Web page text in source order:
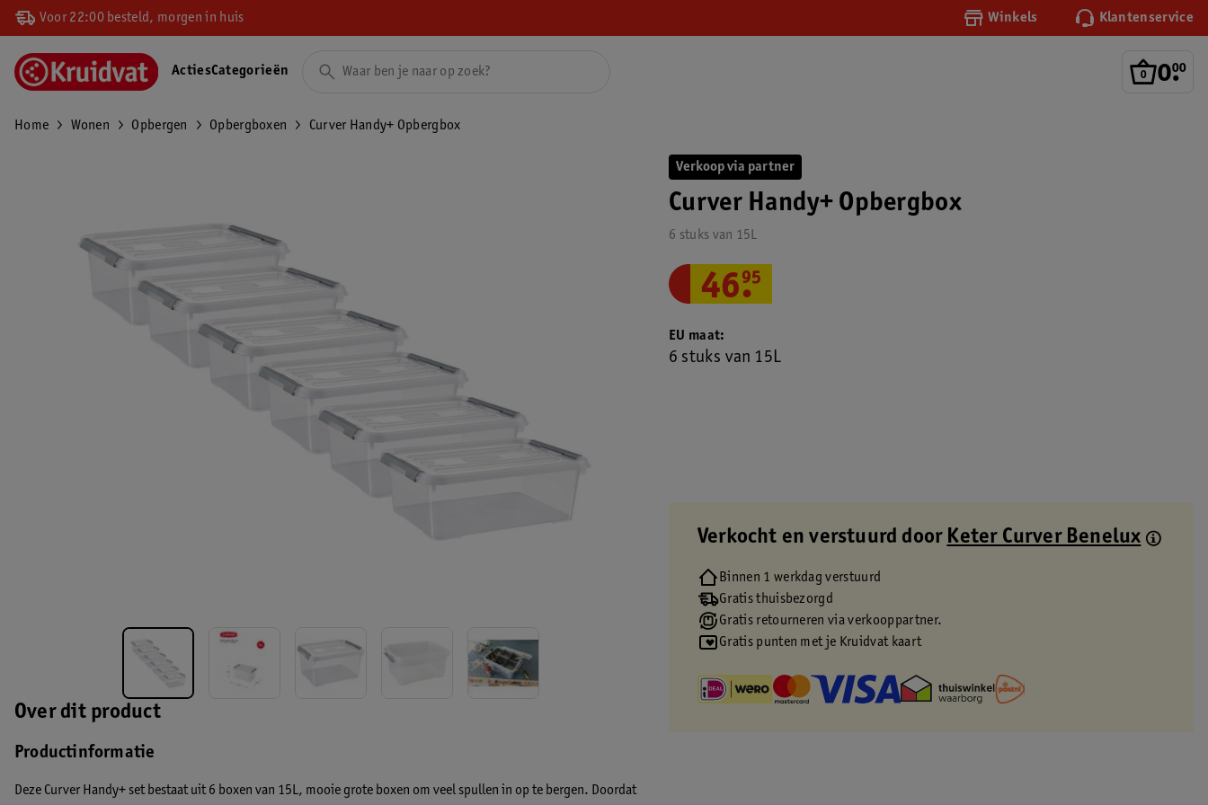
Voor 22:00 besteld, morgen in huis Winkels Klantenservice
0.
00
ActiesCategorieën
Home Wonen Opbergen Opbergboxen Curver Handy+ Opbergbox
Over dit product
Productinformatie
Deze Curver Handy+ set bestaat uit 6 boxen van 15L, mooie grote boxen om veel spullen in op te bergen. Doordat
Verkoop via partner
Curver Handy+ Opbergbox
6 stuks van 15L
46.
95
EU maat
6 stuks van 15L
Verkocht en verstuurd door Keter Curver Benelux
Binnen 1 werkdag verstuurd
Gratis thuisbezorgd
Gratis retourneren via verkooppartner.
Gratis punten met je Kruidvat kaart